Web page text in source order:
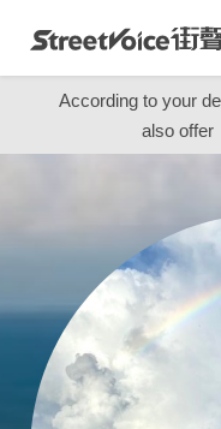
According to your
also offer